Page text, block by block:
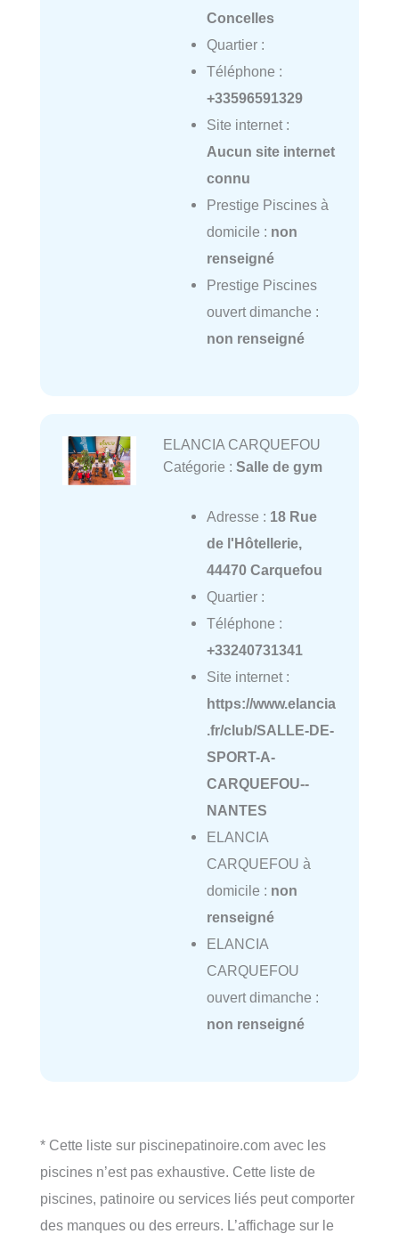
Concelles
Quartier :
Téléphone :
+33596591329
Site internet :
Aucun site internet
connu
Prestige Piscines à
domicile : non
renseigné
Prestige Piscines
ouvert dimanche :
non renseigné
ELANCIA CARQUEFOU
Catégorie : Salle de gym
Adresse : 18 Rue
de l'Hôtellerie,
44470 Carquefou
Quartier :
Téléphone :
+33240731341
Site internet :
https://www.elancia
.fr/club/SALLE-DE-
SPORT-A-
CARQUEFOU--
NANTES
ELANCIA
CARQUEFOU à
domicile : non
renseigné
ELANCIA
CARQUEFOU
ouvert dimanche :
non renseigné
* Cette liste sur piscinepatinoire.com avec les
piscines n’est pas exhaustive. Cette liste de
piscines, patinoire ou services liés peut comporter
des manques ou des erreurs. L’affichage sur le